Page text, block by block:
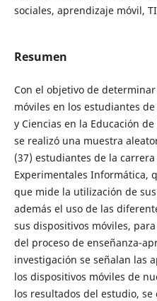
sociales, aprendizaje móvil,
Resumen
Con el objetivo de
móviles en los estudiantes
y Ciencias en la Educación
se realizó una muestra
(37) estudiantes de la
Experimentales Informática,
que mide la utilización de
además el uso de las
sus dispositivos móviles,
del proceso de enseñanza-
investigación se señalan las
los dispositivos móviles de
los resultados del estudio,